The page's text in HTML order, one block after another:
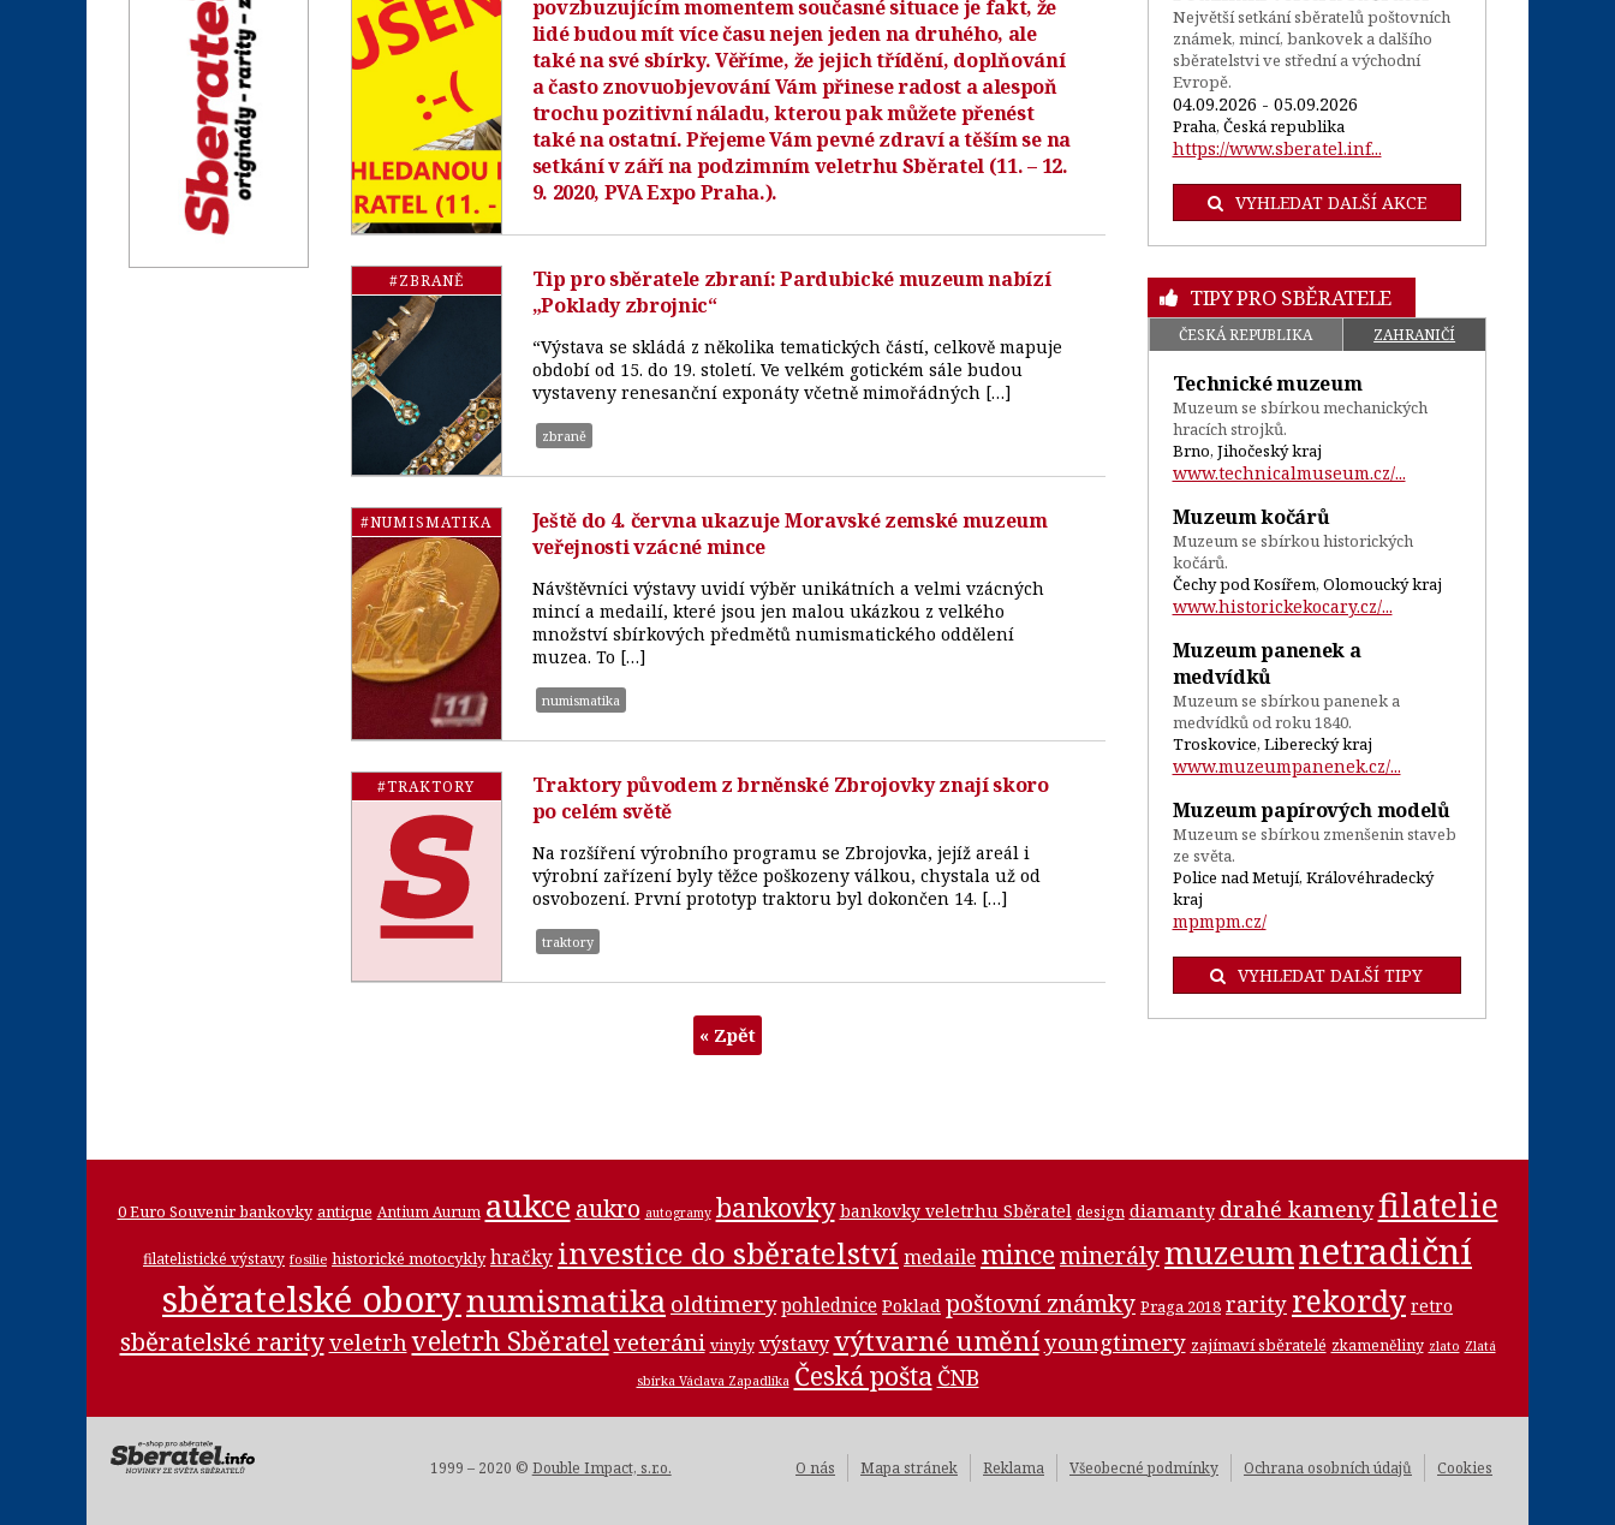
povzbuzujícím momentem současné situace je fakt, že
lidé budou mít více času nejen jeden na druhého, ale
také na své sbírky. Věříme, že jejich třídění, doplňování
a často znovuobjevování Vám přinese radost a alespoň
trochu pozitivní náladu, kterou pak můžete přenést
také na ostatní. Přejeme Vám pevné zdraví a těším se na
setkání v září na podzimním veletrhu Sběratel (11. – 12.
9. 2020, PVA Expo Praha.).
#ZBRANĚ
Tip pro sběratele zbraní: Pardubické muzeum nabízí
„Poklady zbrojnic“
“Výstava se skládá z několika tematických částí, celkově mapuje
období od 15. do 19. století. Ve velkém gotickém sále budou
vystaveny renesanční exponáty včetně mimořádných […]
zbraně
#NUMISMATIKA
Ještě do 4. června ukazuje Moravské zemské muzeum
veřejnosti vzácné mince
Návštěvníci výstavy uvidí výběr unikátních a velmi vzácných
mincí a medailí, které jsou jen malou ukázkou z velkého
množství sbírkových předmětů numismatického oddělení
muzea. To […]
numismatika
#TRAKTORY
Traktory původem z brněnské Zbrojovky znají skoro
po celém světě
Na rozšíření výrobního programu se Zbrojovka, jejíž areál i
výrobní zařízení byly těžce poškozeny válkou, chystala už od
osvobození. První prototyp traktoru byl dokončen 14. […]
traktory
« Zpět
Největší setkání sběratelů poštovních
známek, mincí, bankovek a dalšího
sběratelstvi ve střední a východní
Evropě.
04.09.2026 - 05.09.2026
Praha, Česká republika
https://www.sberatel.inf...
VYHLEDAT DALŠÍ AKCE
TIPY PRO SBĚRATELE
ČESKÁ REPUBLIKA ZAHRANIČÍ
Technické muzeum
Muzeum se sbírkou mechanických
hracích strojků.
Brno, Jihočeský kraj
www.technicalmuseum.cz/...
Muzeum kočárů
Muzeum se sbírkou historických
kočárů.
Čechy pod Kosířem, Olomoucký kraj
www.historickekocary.cz/...
Muzeum panenek a
medvídků
Muzeum se sbírkou panenek a
medvídků od roku 1840.
Troskovice, Liberecký kraj
www.muzeumpanenek.cz/...
Muzeum papírových modelů
Muzeum se sbírkou zmenšenin staveb
ze světa.
Police nad Metují, Královéhradecký
kraj
mpmpm.cz/
VYHLEDAT DALŠÍ TIPY
0 Euro Souvenir bankovky antique Antium Aurum aukce aukro autogramy bankovky bankovky veletrhu Sběratel design diamanty drahé kamenyfilatelie
filatelistické výstavy fosilie historické motocykly hračky investice do sběratelství medaile minceminerálymuzeumnetradiční
sběratelské oborynumismatika oldtimerypohlednice Poklad poštovní známky Praga 2018 rarity rekordy retro
sběratelské rarityveletrhveletrh Sběratelveteráni vinyly výstavy výtvarné uměníyoungtimery zajímaví sběratelé zkameněliny zlato Zlatá
sbírka Václava Zapadlíka Česká pošta ČNB
1999 – 2020 © Double Impact, s.r.o. O nás Mapa stránek Reklama Všeobecné podmínky Ochrana osobních údajů Cookies